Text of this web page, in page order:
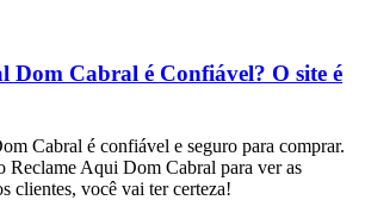
Dom Cabral é Confiável? O site é
Cabral é confiável e seguro para comprar.
Reclame Aqui Dom Cabral para ver as
clientes, você vai ter certeza!